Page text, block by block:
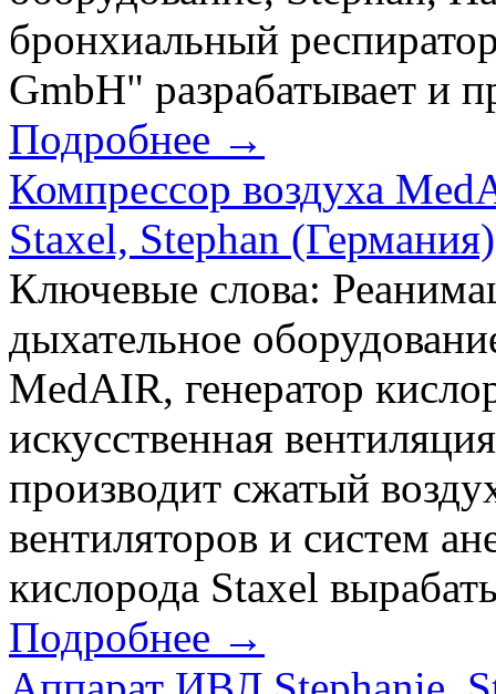
бронхиальный
GmbH" разрабатывает и
Подробнее →
Компрессор воздуха
Staxel, Stephan (Германия)
Ключевые слова:
дыхательное
MedAIR, генератор
искусственная
производит сжатый
вентиляторов и систем
кислорода Staxel
Подробнее →